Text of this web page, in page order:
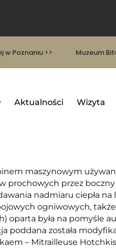
w Poznaniu >> Muzeum
Aktualności Wizyta
maszynowym
prochowych przez
nadmiaru ciepła
ogniwowych,
oparta była na pomyśle
została
– Mitrailleuse